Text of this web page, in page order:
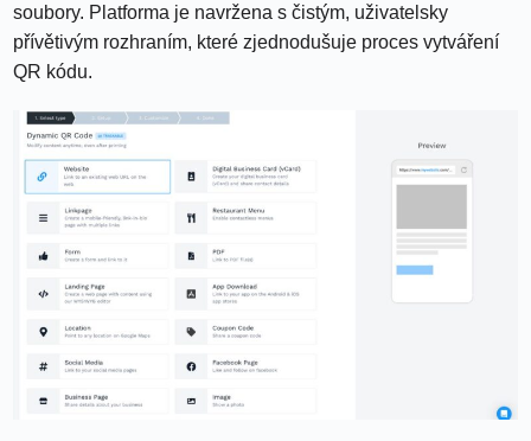
soubory. Platforma je navržena s čistým, uživatelsky
přívětivým rozhraním, které zjednodušuje proces vytváření
QR kódu.